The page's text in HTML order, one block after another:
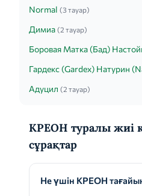
Normal (3 тауар)
Димиа (2 тауар)
Боровая Матка (Бад)
Гардекс (Gardex) Натурин
Адуцил (2 тауар)
КРЕОН туралы жиі
сұрақтар
Не үшін КРЕОН